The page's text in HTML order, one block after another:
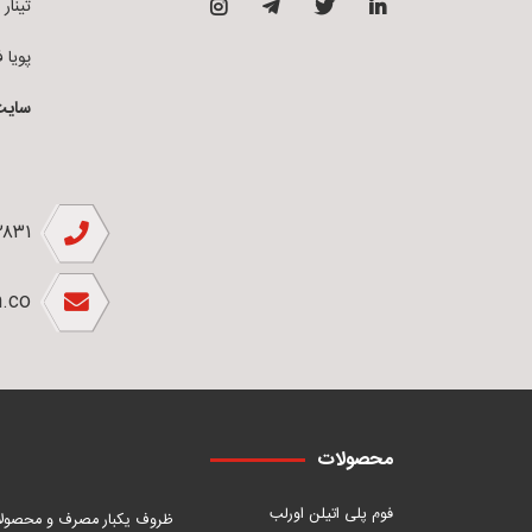
تینار
پویا
محصولات
فوم پلی اتیلن اورلب ظروف یکبار مصرف و